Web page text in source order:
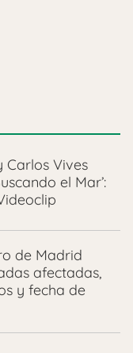
Carlos Vives
el Mar’:
de Madrid
afectadas,
y fecha de